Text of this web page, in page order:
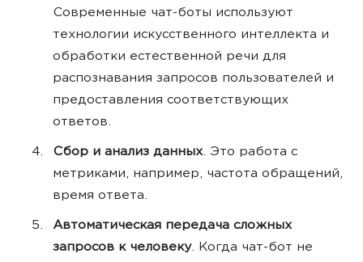
Современные чат-боты используют
технологии искусственного интеллекта и
обработки естественной речи для
распознавания запросов пользователей и
предоставления соответствующих
ответов.
Сбор и анализ данных. Это работа с
метриками, например, частота обращений,
время ответа.
Автоматическая передача сложных
запросов к человеку. Когда чат-бот не